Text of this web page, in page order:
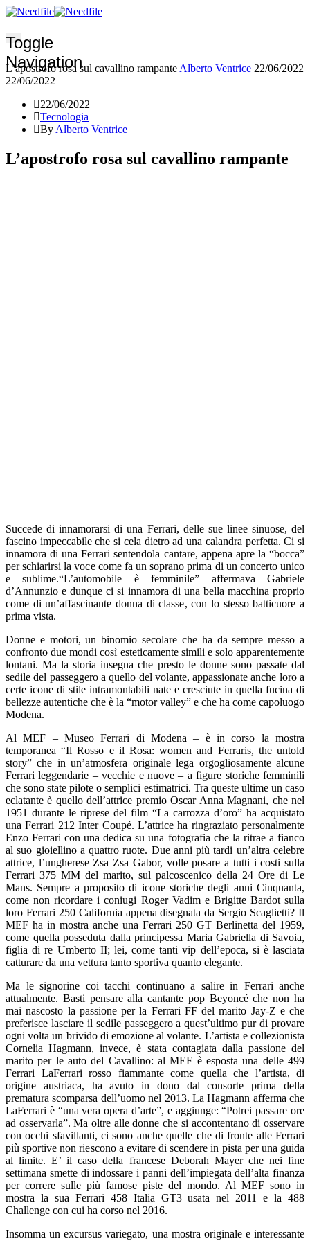
Toggle
Navigation
L’apostrofo rosa sul cavallino rampante Alberto Ventrice 22/06/2022
22/06/2022
22/06/2022
Tecnologia
By Alberto Ventrice
L’apostrofo rosa sul cavallino rampante
Succede di innamorarsi di una Ferrari, delle sue linee sinuose, del
fascino impeccabile che si cela dietro ad una calandra perfetta. Ci si
innamora di una Ferrari sentendola cantare, appena apre la “bocca”
per schiarirsi la voce come fa un soprano prima di un concerto unico
e sublime.“L’automobile è femminile” affermava Gabriele
d’Annunzio e dunque ci si innamora di una bella macchina proprio
come di un’affascinante donna di classe, con lo stesso batticuore a
prima vista.
Donne e motori, un binomio secolare che ha da sempre messo a
confronto due mondi così esteticamente simili e solo apparentemente
lontani. Ma la storia insegna che presto le donne sono passate dal
sedile del passeggero a quello del volante, appassionate anche loro a
certe icone di stile intramontabili nate e cresciute in quella fucina di
bellezze autentiche che è la “motor valley” e che ha come capoluogo
Modena.
Al MEF – Museo Ferrari di Modena – è in corso la mostra
temporanea “Il Rosso e il Rosa: women and Ferraris, the untold
story” che in un’atmosfera originale lega orgogliosamente alcune
Ferrari leggendarie – vecchie e nuove – a figure storiche femminili
che sono state pilote o semplici estimatrici. Tra queste ultime un caso
eclatante è quello dell’attrice premio Oscar Anna Magnani, che nel
1951 durante le riprese del film “La carrozza d’oro” ha acquistato
una Ferrari 212 Inter Coupé. L’attrice ha ringraziato personalmente
Enzo Ferrari con una dedica su una fotografia che la ritrae a fianco
al suo gioiellino a quattro ruote. Due anni più tardi un’altra celebre
attrice, l’ungherese Zsa Zsa Gabor, volle posare a tutti i costi sulla
Ferrari 375 MM del marito, sul palcoscenico della 24 Ore di Le
Mans. Sempre a proposito di icone storiche degli anni Cinquanta,
come non ricordare i coniugi Roger Vadim e Brigitte Bardot sulla
loro Ferrari 250 California appena disegnata da Sergio Scaglietti? Il
MEF ha in mostra anche una Ferrari 250 GT Berlinetta del 1959,
come quella posseduta dalla principessa Maria Gabriella di Savoia,
figlia di re Umberto II; lei, come tanti vip dell’epoca, si è lasciata
catturare da una vettura tanto sportiva quanto elegante.
Ma le signorine coi tacchi continuano a salire in Ferrari anche
attualmente. Basti pensare alla cantante pop Beyoncé che non ha
mai nascosto la passione per la Ferrari FF del marito Jay-Z e che
preferisce lasciare il sedile passeggero a quest’ultimo pur di provare
ogni volta un brivido di emozione al volante. L’artista e collezionista
Cornelia Hagmann, invece, è stata contagiata dalla passione del
marito per le auto del Cavallino: al MEF è esposta una delle 499
Ferrari LaFerrari rosso fiammante come quella che l’artista, di
origine austriaca, ha avuto in dono dal consorte prima della
prematura scomparsa dell’uomo nel 2013. La Hagmann afferma che
LaFerrari è “una vera opera d’arte”, e aggiunge: “Potrei passare ore
ad osservarla”. Ma oltre alle donne che si accontentano di osservare
con occhi sfavillanti, ci sono anche quelle che di fronte alle Ferrari
più sportive non riescono a evitare di scendere in pista per una guida
al limite. E’ il caso della francese Deborah Mayer che nei fine
settimana smette di indossare i panni dell’impiegata dell’alta finanza
per correre sulle più famose piste del mondo. Al MEF sono in
mostra la sua Ferrari 458 Italia GT3 usata nel 2011 e la 488
Challenge con cui ha corso nel 2016.
Insomma un excursus variegato, una mostra originale e interessante